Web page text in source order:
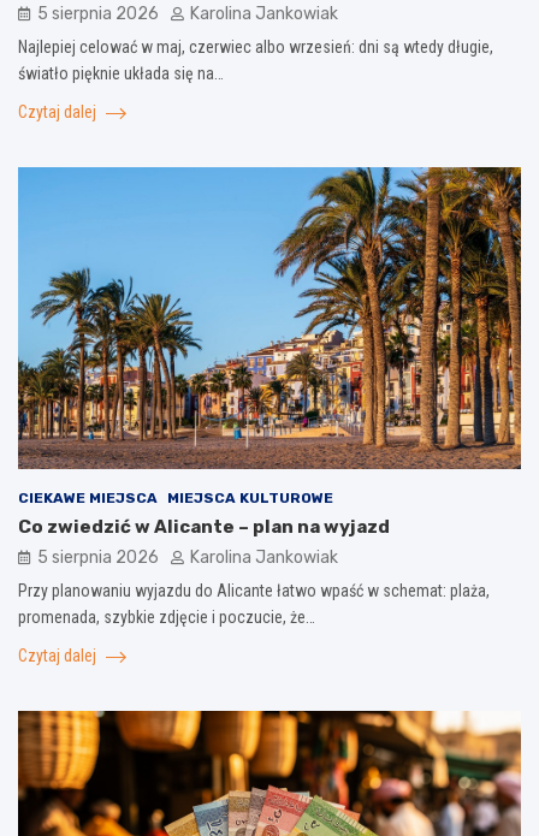
5 sierpnia 2026 Karolina Jankowiak
Najlepiej celować w maj, czerwiec albo wrzesień: dni są wtedy długie,
światło pięknie układa się na…
Czytaj dalej
CIEKAWE MIEJSCA MIEJSCA KULTUROWE
Co zwiedzić w Alicante – plan na wyjazd
5 sierpnia 2026 Karolina Jankowiak
Przy planowaniu wyjazdu do Alicante łatwo wpaść w schemat: plaża,
promenada, szybkie zdjęcie i poczucie, że…
Czytaj dalej